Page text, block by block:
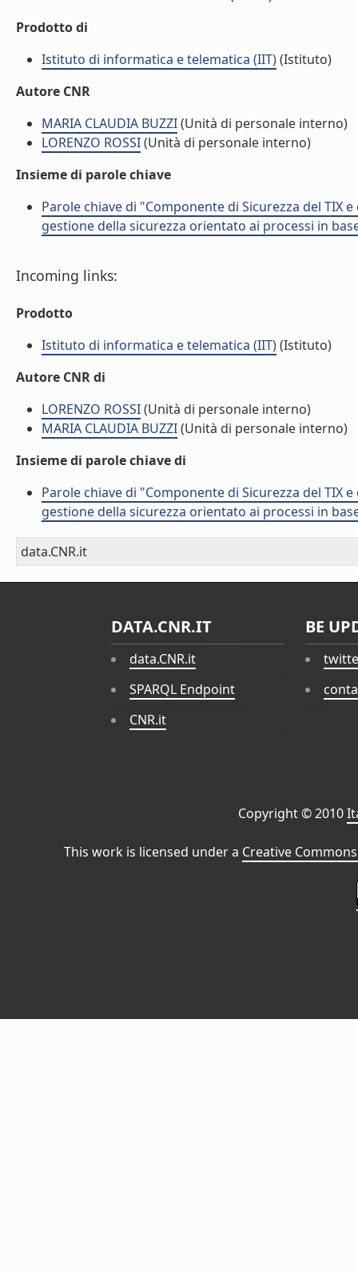
Prodotto di
Istituto di informatica e telematica (IIT)(Istituto)
Autore CNR
MARIA CLAUDIA BUZZI(Unità di personale interno)
LORENZO ROSSI(Unità di personale interno)
Insieme di parole chiave
Parole chiave di "Componente di Sicurezza del TIX
gestione della sicurezza orientato ai processi in
Incoming links:
Prodotto
Istituto di informatica e telematica (IIT)(Istituto)
Autore CNR di
LORENZO ROSSI(Unità di personale interno)
MARIA CLAUDIA BUZZI(Unità di personale interno)
Insieme di parole chiave di
Parole chiave di "Componente di Sicurezza del TIX
gestione della sicurezza orientato ai processi in
data.CNR.it
DATA.CNR.IT
data.CNR.it
SPARQL Endpoint
CNR.it
BE
Copyright © 2010
This work is licensed under a Creative